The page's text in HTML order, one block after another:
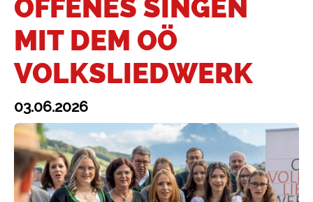
OFFENES SINGEN
MIT DEM OÖ
VOLKSLIEDWERK
03.06.2026